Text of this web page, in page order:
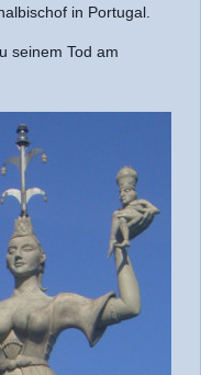
in Portugal.
seinem Tod am